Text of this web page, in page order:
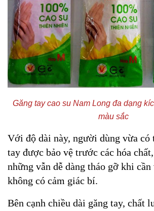
Găng tay cao su Nam Long đa dạng
màu sắc
Với độ dài này, người dùng vừa có
tay được bảo vệ trước các hóa
những vẫn dễ dàng tháo gỡ khi
không có cảm giác bí.
Bên cạnh chiều dài găng tay, chất